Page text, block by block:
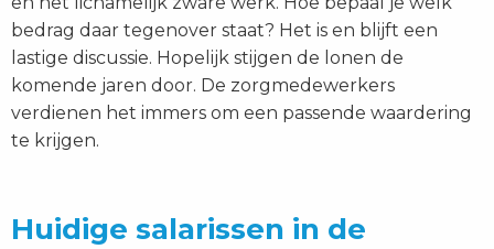
bedrag daar tegenover staat? Het is en blijft een
lastige discussie. Hopelijk stijgen de lonen de
komende jaren door. De zorgmedewerkers
verdienen het immers om een passende waardering
te krijgen.
Huidige salarissen in de